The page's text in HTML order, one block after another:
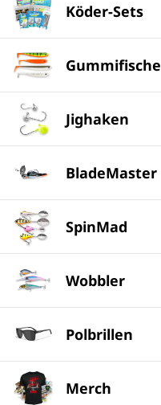
Köder-Sets
Gummifische
Jighaken
BladeMaster
SpinMad
Wobbler
Polbrillen
Merch